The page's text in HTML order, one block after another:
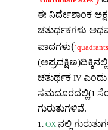
ಈ ನಿರ್ದೇಶಾಂಕ
ಚತುರ್ಥಕಗಳು
ಪಾದಗಳು(
(ಅಪ್ರದಕ್ಷಿಣ)ದಿಕ್ಕಿನಲ್ಲಿ
ಚತುರ್ಥಕ IV ಎಂದು
ಸಮದೂರದಲ್ಲಿ(1
ಗುರುತುಗಳಿವೆ.
1.OX ನಲ್ಲಿ